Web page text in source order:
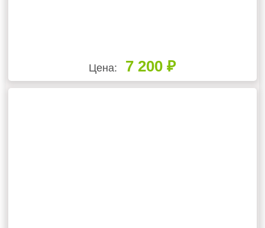
Цена: 7 200 ₽